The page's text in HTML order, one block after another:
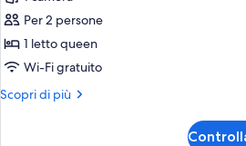
Camera
Comfort
con
matrimoniale
Per 2 persone
1 letto queen
Wi-Fi gratuito
Scopri di più
Altri